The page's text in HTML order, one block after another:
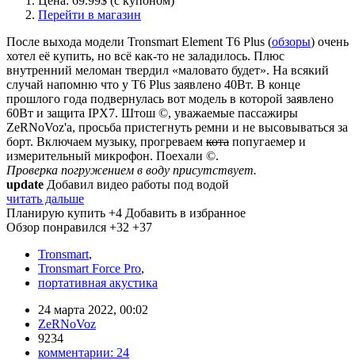
Перейти в магазин
После выхода модели Tronsmart Element T6 Plus (обзоры) очень
хотел её купить, но всё как-то не заладилось. Плюс
внутренний меломан твердил «маловато будет». На всякий
случай напомню что у T6 Plus заявлено 40Вт. В конце
прошлого года подвернулась вот модель в которой заявлено
60Вт и защита IPX7. Штош ©, уважаемые пассажиры
ZeRNoVoz'а, просьба пристегнуть ремни и не высовываться за
борт. Включаем музыку, прогреваем кота попугаемер и
измерительный микрофон. Поехали ©.
Проверка погружением в воду присутствует.
update Добавил видео работы под водой
читать дальше
Планирую купить +4 Добавить в избранное
Обзор понравился +32 +37
Tronsmart,
Tronsmart Force Pro,
портативная акустика
24 марта 2022, 00:02
ZeRNoVoz
9234
комментарии: 24